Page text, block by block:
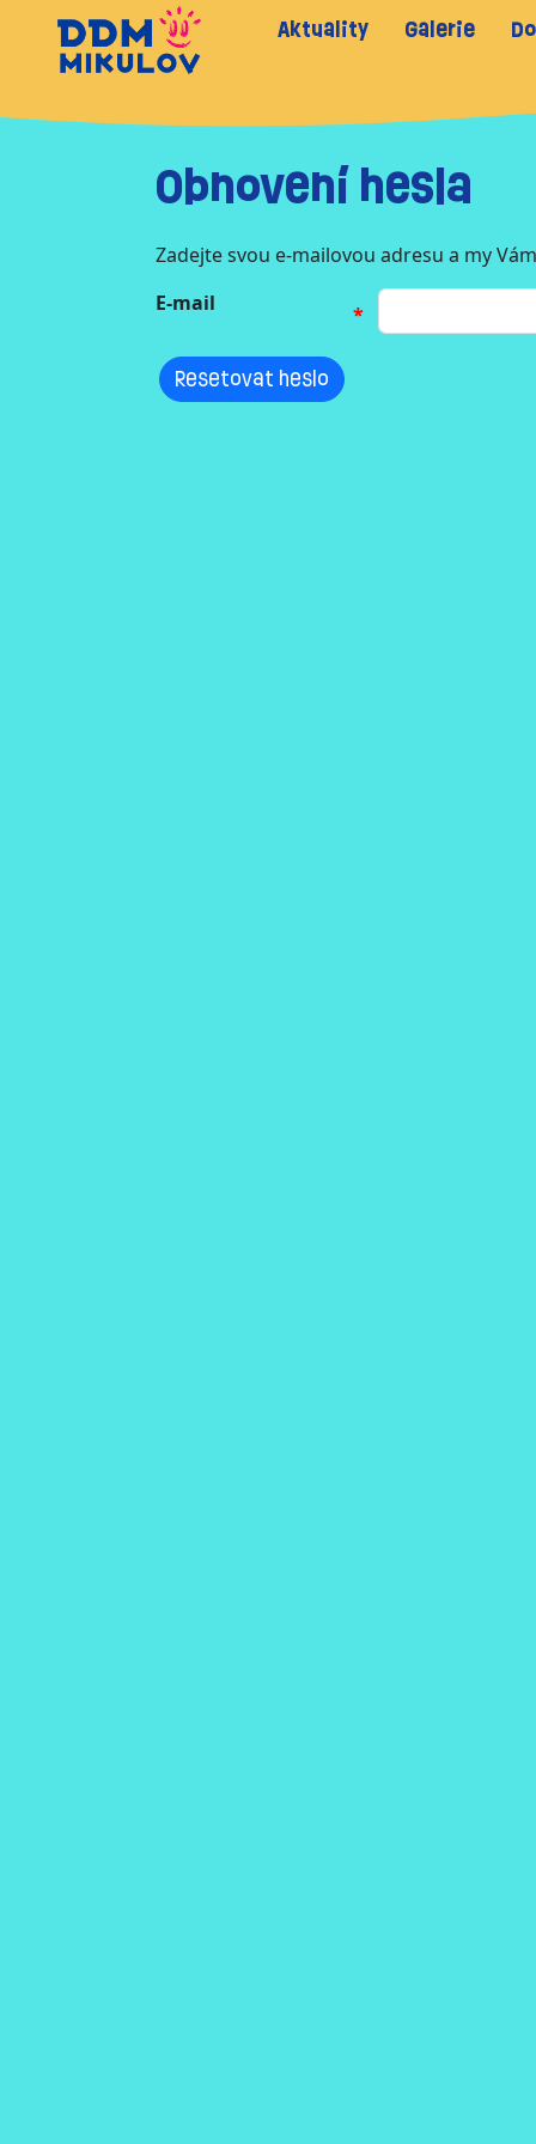
Aktuality Galerie
Obnovení hesla
Zadejte svou e-mailovou adresu a my
E-mail
Resetovat heslo